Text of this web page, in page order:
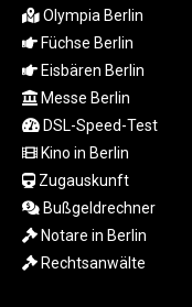
Olympia Berlin
Füchse Berlin
Eisbären Berlin
Messe Berlin
DSL-Speed-Test
Kino in Berlin
Zugauskunft
Bußgeldrechner
Notare in Berlin
Rechtsanwälte